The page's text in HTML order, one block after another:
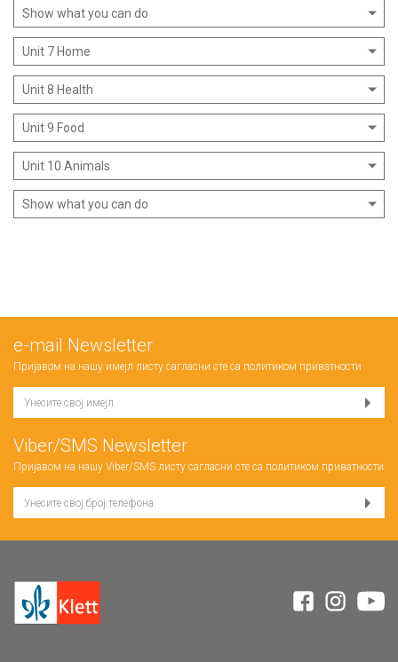
Show what you can do
Unit 7 Home
Unit 8 Health
Unit 9 Food
Unit 10 Animals
Show what you can do
е-mail Newsletter
Пријавом на нашу имејл листу сагласни сте са политиком приватности
Viber/SMS Newsletter
Пријавом на нашу Viber/SMS листу сагласни сте са политиком приватности